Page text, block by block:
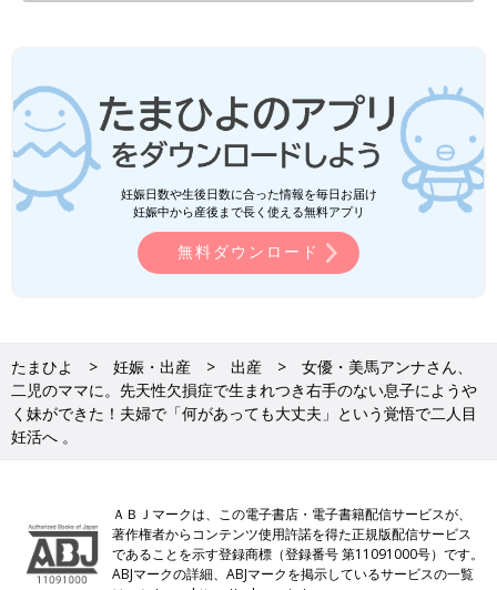
妊娠日数や生後日数に合った情報を毎日お届け
妊娠中から産後まで長く使える無料アプリ
無料ダウンロード
たまひよ 妊娠・出産 出産
女優・美馬アンナさん、
二児のママに。先天性欠損症で生まれつき右手のない息子にようや
く妹ができた！夫婦で「何があっても大丈夫」という覚悟で二人目
妊活へ 。
ＡＢＪマークは、この電子書店・電子書籍配信サービスが、
著作権者からコンテンツ使用許諾を得た正規版配信サービス
であることを示す登録商標（登録番号 第11091000号）です。
ABJマークの詳細、ABJマークを掲示しているサービスの一覧